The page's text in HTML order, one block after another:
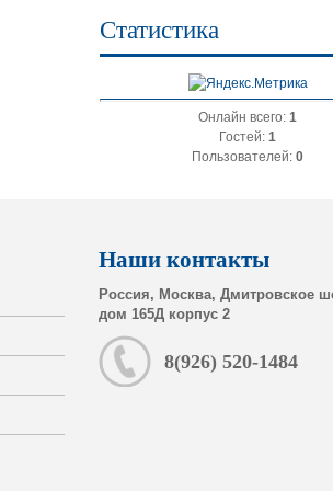
Статистика
Онлайн всего: 1
Гостей: 1
Пользователей: 0
Наши контакты
Россия, Москва, Дмитровское
дом 165Д корпус 2
8(926) 520-1484